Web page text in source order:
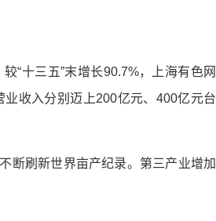
“十三五”末增长90.7%，上海有色网
收入分别迈上200亿元、400亿元台
断刷新世界亩产纪录。第三产业增加